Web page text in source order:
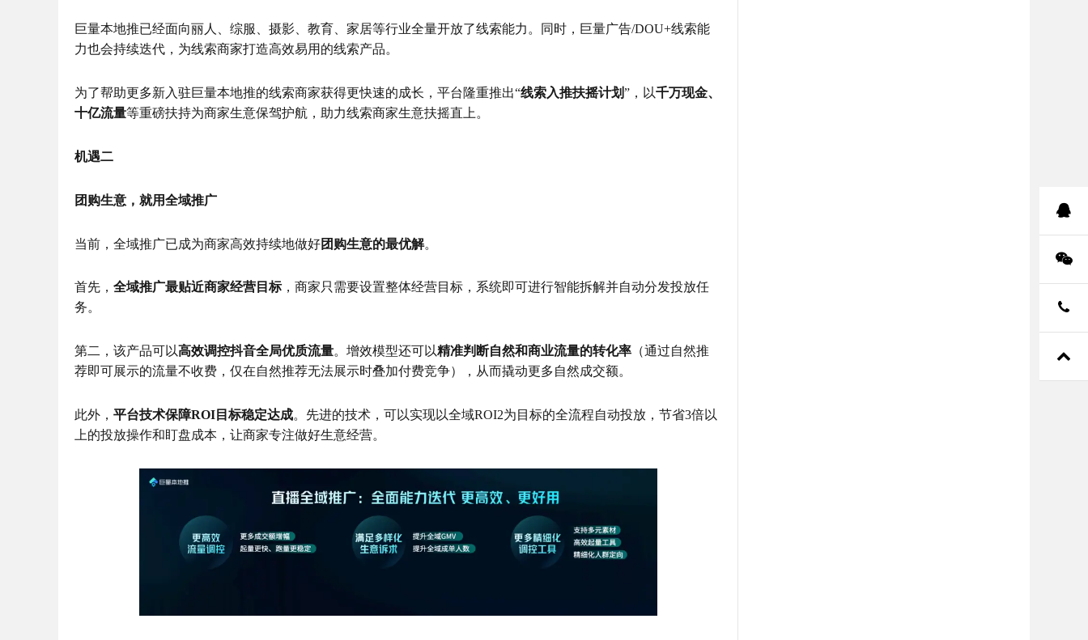
巨量本地推已经面向丽人、综服、摄影、教育、家居等行业全量开放了线索能力。同时，巨量广告/DOU+线索能
力也会持续迭代，为线索商家打造高效易用的线索产品。
为了帮助更多新入驻巨量本地推的线索商家获得更快速的成长，平台隆重推出“线索入推扶摇计划”，以千万现金、
十亿流量等重磅扶持为商家生意保驾护航，助力线索商家生意扶摇直上。
机遇二
团购生意，就用全域推广
当前，全域推广已成为商家高效持续地做好团购生意的最优解。
首先， 全域推广最贴近商家经营目标，商家只需要设置整体经营目标，系统即可进行智能拆解并自动分发投放任
务。
第二，该产品可以高效调控抖音全局优质流量。增效模型还可以精准判断自然和商业流量的转化率 （通过自然推
荐即可展示的流量不收费，仅在自然推荐无法展示时叠加付费竞争），从而撬动更多自然成交额。
此外， 平台技术保障ROI目标稳定达成。先进的技术，可以实现以全域ROI2为目标的全流程自动投放，节省3倍以
上的投放操作和盯盘成本，让商家专注做好生意经营。